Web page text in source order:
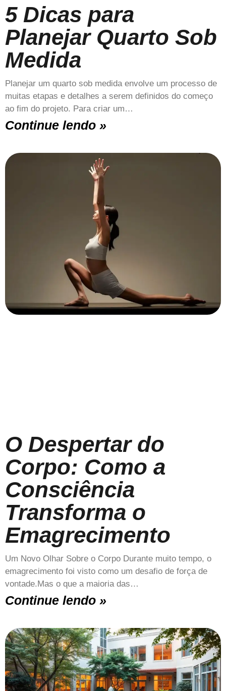
5 Dicas para
Planejar Quarto Sob
Medida
Planejar um quarto sob medida envolve um processo de
muitas etapas e detalhes a serem definidos do começo
ao fim do projeto. Para criar um…
Continue lendo »
O Despertar do
Corpo: Como a
Consciência
Transforma o
Emagrecimento
Um Novo Olhar Sobre o Corpo Durante muito tempo, o
emagrecimento foi visto como um desafio de força de
vontade.Mas o que a maioria das…
Continue lendo »